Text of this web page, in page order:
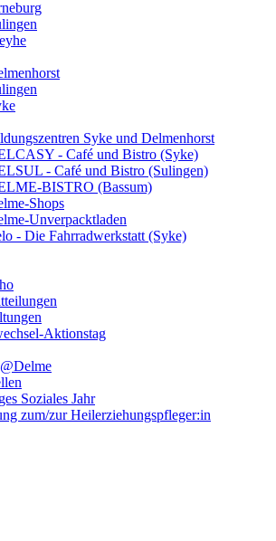
Syke und Delmenhorst
- Café und Bistro (Syke)
- Café und Bistro (Sulingen)
BISTRO (Bassum)
Shops
Unverpacktladen
- Die Fahrradwerkstatt (Syke)
Aktionstag
Soziales Jahr
zum/zur Heilerziehungspfleger:in